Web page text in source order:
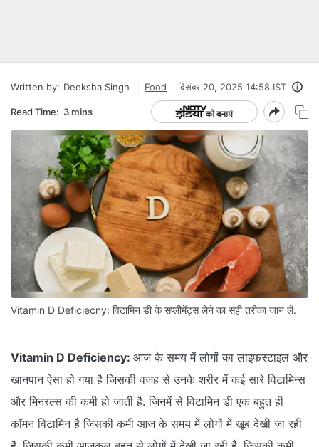
Written by: Deeksha Singh Food दिसंबर 20, 2025 14:58 IST
Read Time: 3 mins
Vitamin D Deficiecny: विटामिन डी के सप्लीमेंट्स लेने का सही तरीका जान लें.
Vitamin D Deficiency: आज के समय में लोगों का लाइफस्टाइल और
खानपान ऐसा हो गया है जिसकी वजह से उनके शरीर में कई सारे विटामिन्स
और मिनरल्स की कमी हो जाती है. जिनमें से विटामिन डी एक बहुत ही
कॉमन विटामिन है जिसकी कमी आज के समय में लोगों में खूब देखी जा रही